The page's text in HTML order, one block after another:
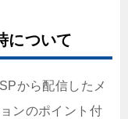
について
から配信したメ
ンのポイント付